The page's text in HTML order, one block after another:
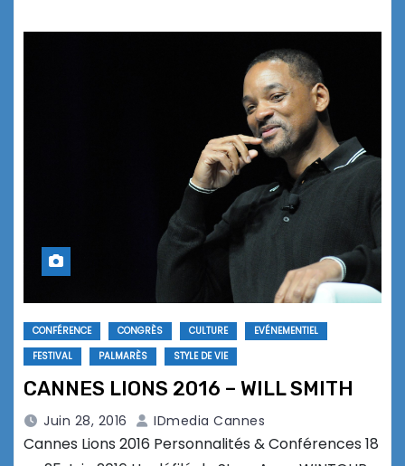
CONFÉRENCE CONGRÈS CULTURE
EVÉNEMENTIEL
FESTIVAL
PALMARÈS STYLE DE VIE
CANNES LIONS 2016 – WILL SMITH
Juin 28, 2016 IDmedia Cannes
Cannes Lions 2016 Personnalités & Conférences 18